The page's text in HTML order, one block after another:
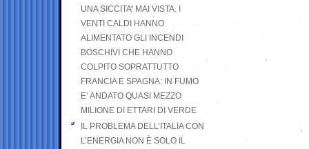
UNA SICCITA’ MAI VISTA. I
VENTI CALDI HANNO
ALIMENTATO GLI INCENDI
BOSCHIVI CHE HANNO
COLPITO SOPRATTUTTO
FRANCIA E SPAGNA: IN FUMO
E’ ANDATO QUASI MEZZO
MILIONE DI ETTARI DI VERDE
IL PROBLEMA DELL’ITALIA CON
L’ENERGIA NON È SOLO IL